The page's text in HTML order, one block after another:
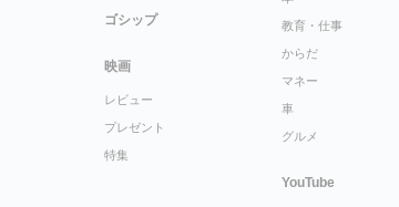
ゴシップ
映画
レビュー
プレゼント
特集
教育・仕事
からだ
マネー
車
グルメ
YouTube